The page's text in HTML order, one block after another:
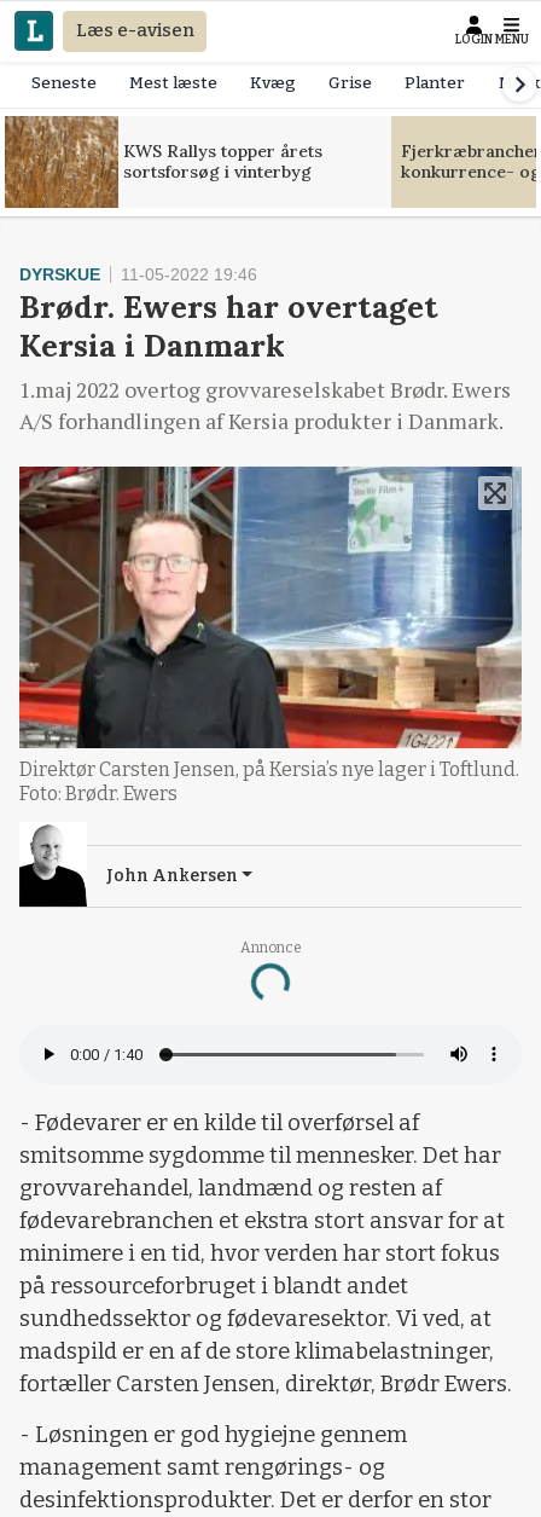
Læs e-avisen LOGIN MENU
Seneste Mest læste Kvæg Grise Planter
KWS Rallys topper årets
sortsforsøg i vinterbyg
konkurrence-
Annonce
Loading...
DYRSKUE 11-05-2022 19:46
Brødr. Ewers har overtaget
Kersia i Danmark
1.maj 2022 overtog grovvareselskabet Brødr. Ewers
A/S forhandlingen af Kersia produkter i Danmark.
Direktør Carsten Jensen, på Kersia’s nye lager i Toftlund.
Foto: Brødr. Ewers
John Ankersen
- Fødevarer er en kilde til overførsel af
smitsomme sygdomme til mennesker. Det har
grovvarehandel, landmænd og resten af
fødevarebranchen et ekstra stort ansvar for at
minimere i en tid, hvor verden har stort fokus
på ressourceforbruget i blandt andet
sundhedssektor og fødevaresektor. Vi ved, at
madspild er en af de store klimabelastninger,
fortæller Carsten Jensen, direktør, Brødr Ewers.
- Løsningen er god hygiejne gennem
management samt rengørings- og
desinfektionsprodukter. Det er derfor en stor